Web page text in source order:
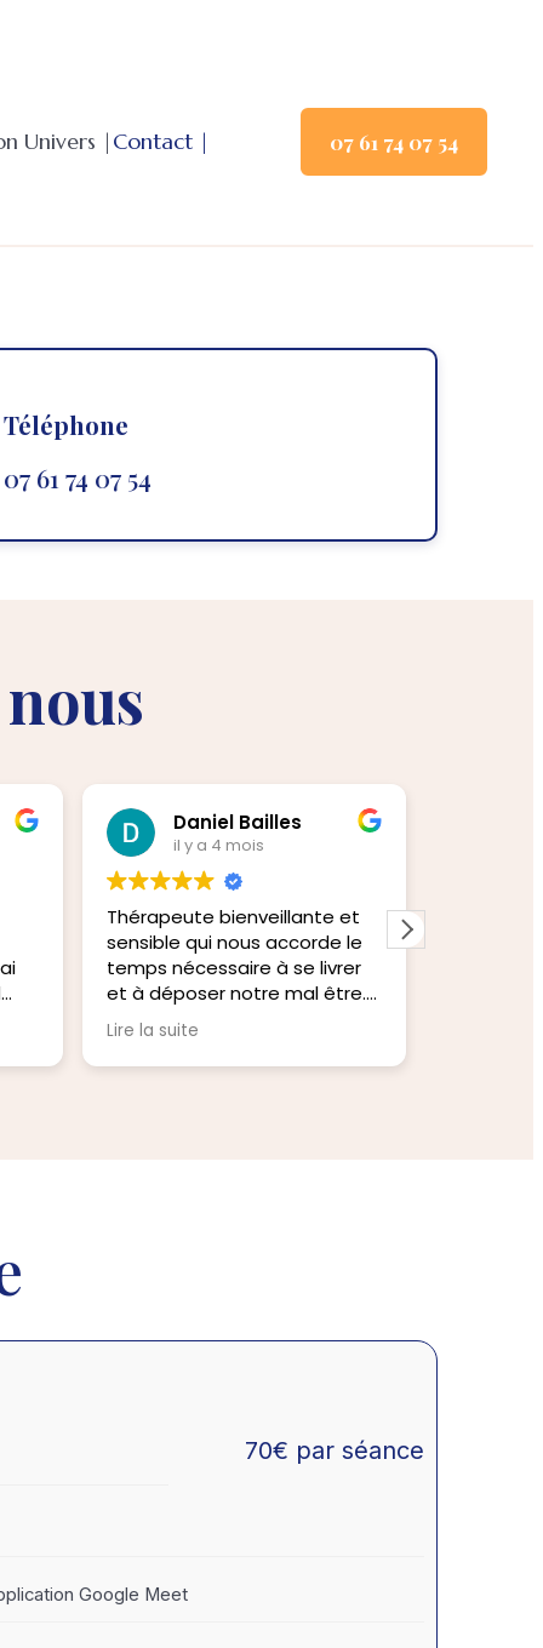
Univers | Contact | 07 61 74 07 54
Téléphone
07 61 74 07 54
Daniel Bailles
il y a 4 mois
Thérapeute bienveillante et
sensible qui nous accorde le
temps nécessaire à se livrer
et à déposer notre mal être.
Elle nous accompagne avec
douceur et humanité vers une
rencontre et une
Lire la suite
70€ par séance
Google Meet